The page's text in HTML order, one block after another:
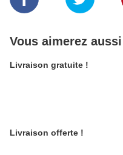
Vous aimerez aussi
Livraison gratuite !
Livraison offerte !